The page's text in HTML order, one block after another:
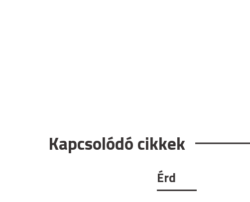
Kapcsolódó cikkek
Érd